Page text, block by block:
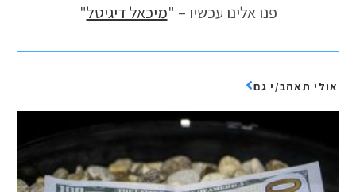
פנו אלינו עכשיו – "מיכאל דיגיטל"
אולי תאהב/י גם